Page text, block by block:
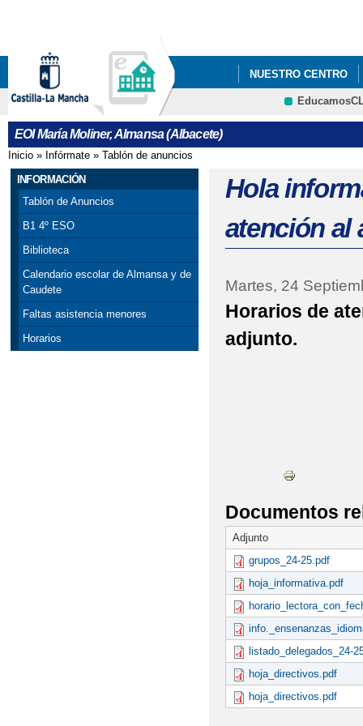
NUESTRO CENTRO
PROCESO DE
EOI María Moliner, Almansa (Albacete)
Se encuentra usted aquí
Inicio » Infórmate » Tablón de anuncios
INFORMACIÓN
Tablón de Anuncios
B1 4º ESO
Biblioteca
Calendario escolar de Almansa y de
Caudete
Faltas asistencia menores
Horarios
Hola
atención al
Martes, 24
Horarios de
adjunto.
Documentos
Adjunto
grupos_24-25.pdf
hoja_informativa.pdf
listado_delegados_24-
hoja_directivos.pdf
hoja_directivos.pdf